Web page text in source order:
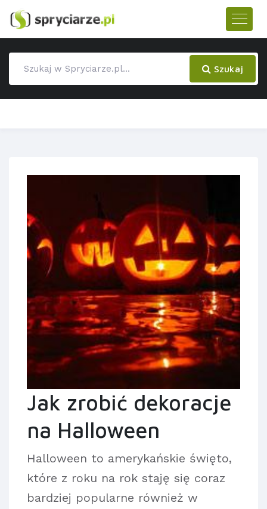
Szukaj
Jak zrobić dekoracje
na Halloween
Halloween to amerykańskie święto,
które z roku na rok staję się coraz
bardziej popularne również w